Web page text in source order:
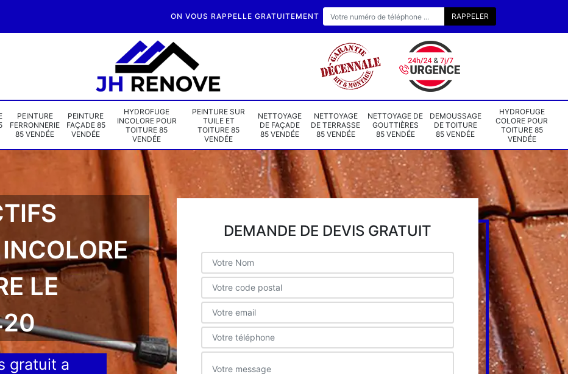
ON VOUS RAPPELLE GRATUITEMENT
PEINTURE
FERRONNERIE
85 VENDÉE
PEINTURE
FAÇADE 85
VENDÉE
HYDROFUGE
INCOLORE POUR
TOITURE 85
VENDÉE
PEINTURE SUR
TUILE ET
TOITURE 85
VENDÉE
NETTOYAGE
DE FAÇADE
85 VENDÉE
NETTOYAGE
DE TERRASSE
85 VENDÉE
NETTOYAGE DE
GOUTTIÈRES
85 VENDÉE
DEMOUSSAGE
DE TOITURE
85 VENDÉE
HYDROFUGE
COLORE POUR
TOITURE 85
VENDÉE
LE
gratuit a
DEMANDE DE DEVIS GRATUIT